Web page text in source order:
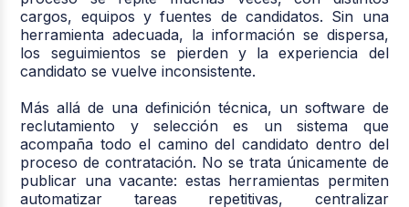
cargos, equipos y fuentes de candidatos. Sin una
herramienta adecuada, la información se dispersa,
los seguimientos se pierden y la experiencia del
candidato se vuelve inconsistente.
Más allá de una definición técnica, un software de
reclutamiento y selección es un sistema que
acompaña todo el camino del candidato dentro del
proceso de contratación. No se trata únicamente de
publicar una vacante: estas herramientas permiten
automatizar tareas repetitivas, centralizar